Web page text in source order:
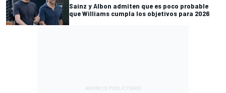
Sainz y Albon admiten que es poco probable
que Williams cumpla los objetivos para 2026